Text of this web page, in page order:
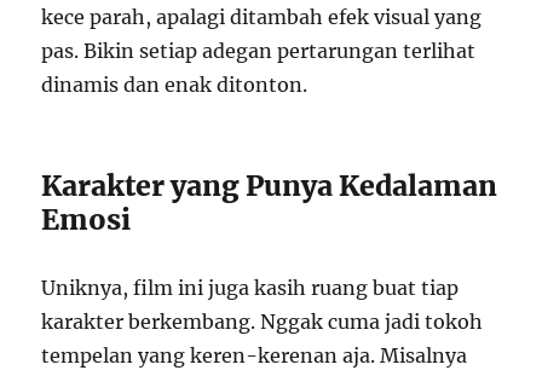
kece parah, apalagi ditambah efek visual yang
pas. Bikin setiap adegan pertarungan terlihat
dinamis dan enak ditonton.
Karakter yang Punya Kedalaman
Emosi
Uniknya, film ini juga kasih ruang buat tiap
karakter berkembang. Nggak cuma jadi tokoh
tempelan yang keren-kerenan aja. Misalnya